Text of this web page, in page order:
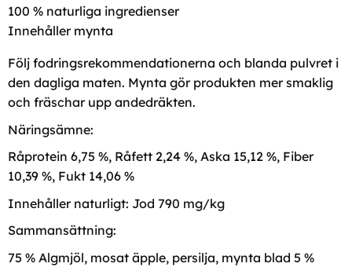
100 % naturliga ingredienser
Innehåller mynta
Följ fodringsrekommendationerna och blanda pulvret i
den dagliga maten. Mynta gör produkten mer smaklig
och fräschar upp andedräkten.
Näringsämne:
Råprotein 6,75 %, Råfett 2,24 %, Aska 15,12 %, Fiber
10,39 %, Fukt 14,06 %
Innehåller naturligt: Jod 790 mg/kg
Sammansättning:
75 % Algmjöl, mosat äpple, persilja, mynta blad 5 %